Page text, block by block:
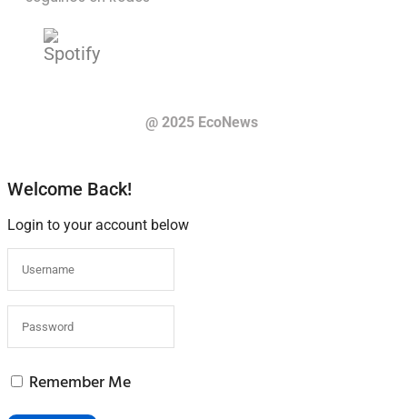
@ 2025 EcoNews
Welcome Back!
Login to your account below
Remember Me